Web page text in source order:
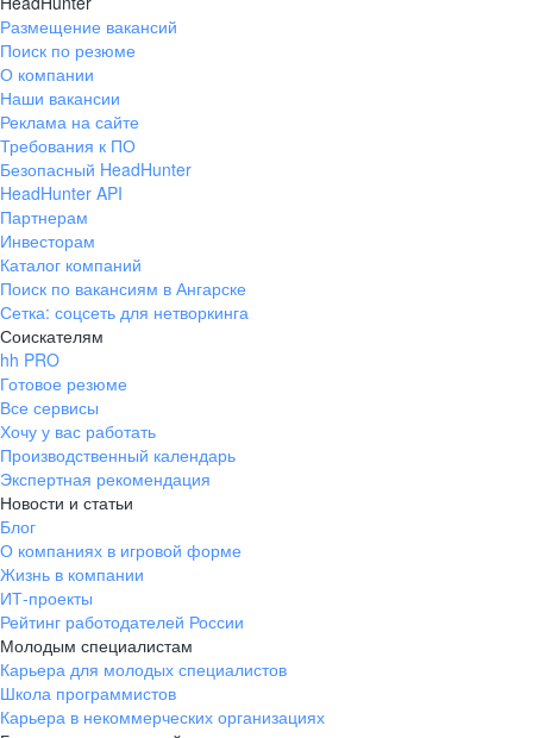
Размещение вакансий
Поиск по резюме
О компании
Наши вакансии
Реклама на сайте
Требования к ПО
Безопасный HeadHunter
HeadHunter API
Партнерам
Инвесторам
Каталог компаний
Поиск по вакансиям в Ангарске
Сетка: соцсеть для нетворкинга
Соискателям
hh PRO
Готовое резюме
Все сервисы
Хочу у вас работать
Производственный календарь
Экспертная рекомендация
Новости и статьи
Блог
О компаниях в игровой форме
Жизнь в компании
ИТ-проекты
Рейтинг работодателей России
Молодым специалистам
Карьера для молодых специалистов
Школа программистов
Карьера в некоммерческих организациях